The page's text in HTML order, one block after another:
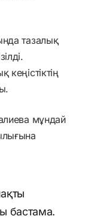
тазалық
мұндай
бастама.